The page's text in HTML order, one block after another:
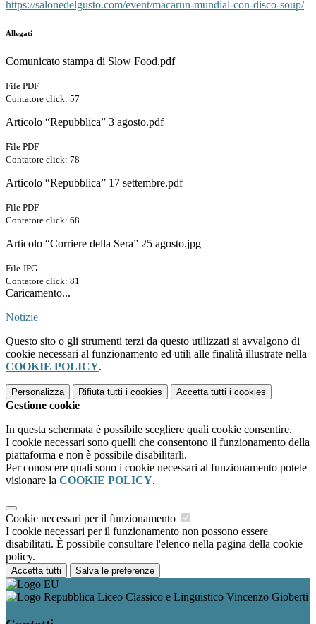
https://salonedelgusto.com/event/macarun-mundial-con-disco-soup/
Allegati
Comunicato stampa di Slow Food.pdf
File PDF
Contatore click: 57
Articolo “Repubblica” 3 agosto.pdf
File PDF
Contatore click: 78
Articolo “Repubblica” 17 settembre.pdf
File PDF
Contatore click: 68
Articolo “Corriere della Sera” 25 agosto.jpg
File JPG
Contatore click: 81
Caricamento...
Notizie
Questo sito o gli strumenti terzi da questo utilizzati si avvalgono di
cookie necessari al funzionamento ed utili alle finalità illustrate nella
COOKIE POLICY.
Personalizza Rifiuta tutti i cookies Accetta tutti i cookies
Gestione cookie
In questa schermata è possibile scegliere quali cookie consentire.
I cookie necessari sono quelli che consentono il funzionamento della
piattaforma e non è possibile disabilitarli.
Per conoscere quali sono i cookie necessari al funzionamento potete
visionare la COOKIE POLICY.
Cookie necessari per il funzionamento
I cookie necessari per il funzionamento non possono essere
disabilitati. È possibile consultare l'elenco nella pagina della cookie
policy.
Accetta tutti Salva le preferenze
Liceo Classico e Linguistico Vincenzo Gioberti